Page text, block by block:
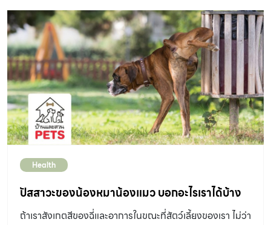
Health
ปัสสาวะของน้องหมาน้องแมว บอกอะไรเราได้บ้าง
ถ้าเราสังเกตสีของฉี่และอาการในขณะที่สัตว์เลี้ยงของเรา ไม่ว่า